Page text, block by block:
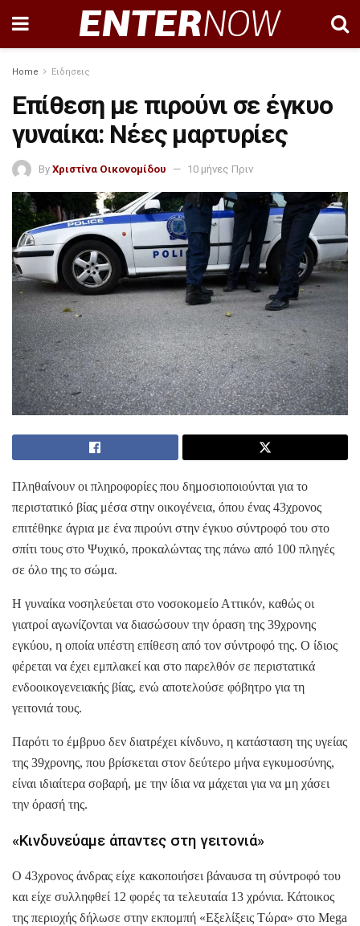
Home Ειδησεις
Επίθεση με πιρούνι σε έγκυο
γυναίκα: Νέες μαρτυρίες
By Χριστίνα Οικονομίδου 10 μήνες Πριν
Πληθαίνουν οι πληροφορίες που δημοσιοποιούνται για το
περιστατικό βίας μέσα στην οικογένεια, όπου ένας 43χρονος
επιτέθηκε άγρια με ένα πιρούνι στην έγκυο σύντροφό του στο
σπίτι τους στο Ψυχικό, προκαλώντας της πάνω από 100 πληγές
σε όλο της το σώμα.
Η γυναίκα νοσηλεύεται στο νοσοκομείο Αττικόν, καθώς οι
γιατροί αγωνίζονται να διασώσουν την όραση της 39χρονης
εγκύου, η οποία υπέστη επίθεση από τον σύντροφό της. Ο ίδιος
φέρεται να έχει εμπλακεί και στο παρελθόν σε περιστατικά
ενδοοικογενειακής βίας, ενώ αποτελούσε φόβητρο για τη
γειτονιά τους.
Παρότι το έμβρυο δεν διατρέχει κίνδυνο, η κατάσταση της υγείας
της 39χρονης, που βρίσκεται στον δεύτερο μήνα εγκυμοσύνης,
είναι ιδιαίτερα σοβαρή, με την ίδια να μάχεται για να μη χάσει
την όρασή της.
«Κινδυνεύαμε άπαντες στη γειτονιά»
Ο 43χρονος άνδρας είχε κακοποιήσει βάναυσα τη σύντροφό του
και είχε συλληφθεί 12 φορές τα τελευταία 13 χρόνια. Κάτοικος
της περιοχής δήλωσε στην εκπομπή «Εξελίξεις Τώρα» στο Mega